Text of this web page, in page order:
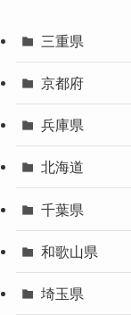
三重県
京都府
兵庫県
北海道
千葉県
和歌山県
埼玉県